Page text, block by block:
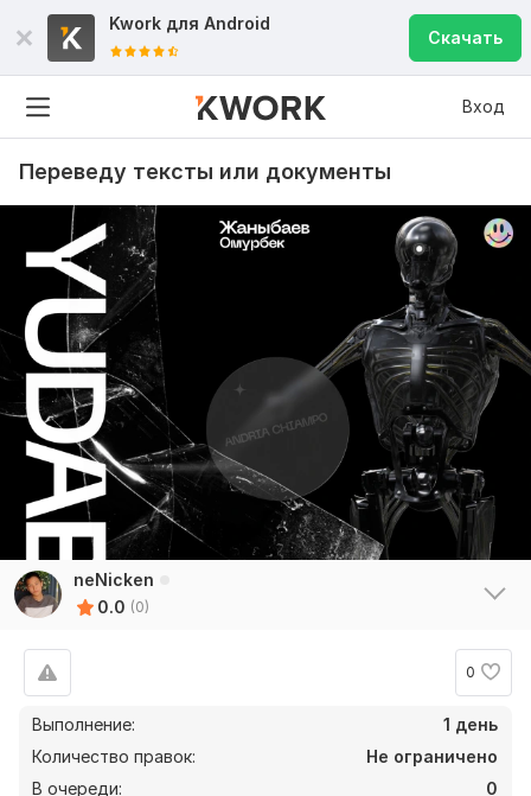
Kwork для Android
Скачать
Вход
Переведу тексты или документы
neNicken
0.0 (0)
0
Выполнение:
1 день
Количество правок:
Не ограничено
В очереди:
0